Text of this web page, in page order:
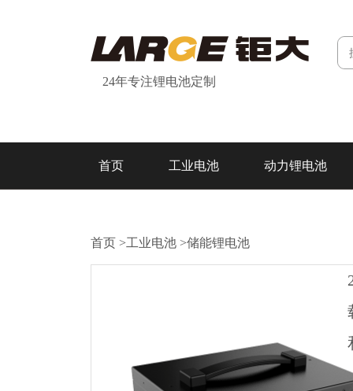
24年专注锂电池定制
首页 工业电池 动力锂电池
首页 >工业电池 >储能锂电池